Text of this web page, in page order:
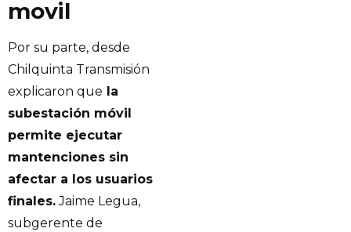
movil
Por su parte, desde
Chilquinta Transmisión
explicaron que la
subestación móvil
permite ejecutar
mantenciones sin
afectar a los usuarios
finales.Jaime Legua,
subgerente de